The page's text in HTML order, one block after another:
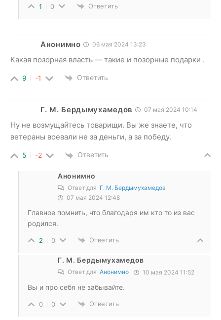
1 0 Ответить
Анонимно 06 мая 2024 13:23
Какая позорная власть — такие и позорные подарки .
9 -1 Ответить
Г. М. Бердымухамедов 07 мая 2024 10:14
Ну не возмущайтесь товарищи. Вы же знаете, что
ветераны воевали не за деньги, а за победу.
5 -2 Ответить
Анонимно
Ответ для Г. М. Бердымухамедов
07 мая 2024 12:48
Главное помнить, что благодаря им кто то из вас
родился.
2 0 Ответить
Г. М. Бердымухамедов
Ответ для Анонимно 10 мая 2024 11:52
Вы и про себя не забывайте.
0 0 Ответить